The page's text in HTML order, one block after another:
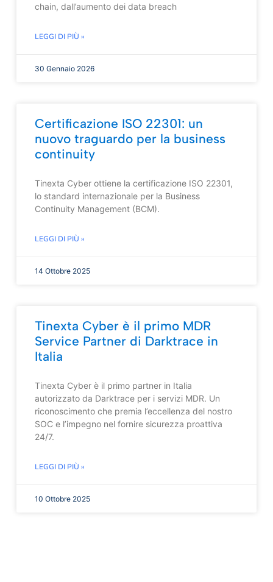
chain, dall’aumento dei data breach
LEGGI DI PIÙ »
30 Gennaio 2026
Certificazione ISO 22301: un
nuovo traguardo per la business
continuity
Tinexta Cyber ottiene la certificazione ISO 22301,
lo standard internazionale per la Business
Continuity Management (BCM).
LEGGI DI PIÙ »
14 Ottobre 2025
Tinexta Cyber è il primo MDR
Service Partner di Darktrace in
Italia
Tinexta Cyber è il primo partner in Italia
autorizzato da Darktrace per i servizi MDR. Un
riconoscimento che premia l’eccellenza del nostro
SOC e l’impegno nel fornire sicurezza proattiva
24/7.
LEGGI DI PIÙ »
10 Ottobre 2025